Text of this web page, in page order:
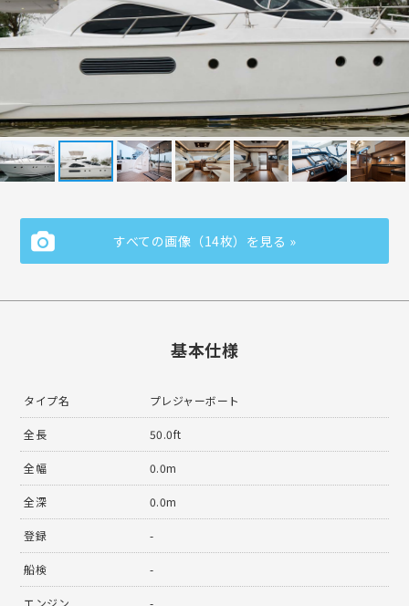
すべての画像（14枚）を見る »
基本仕様
タイプ名 プレジャーボート
全長 50.0ft
全幅 0.0m
全深 0.0m
登録 -
船検 -
エンジン -